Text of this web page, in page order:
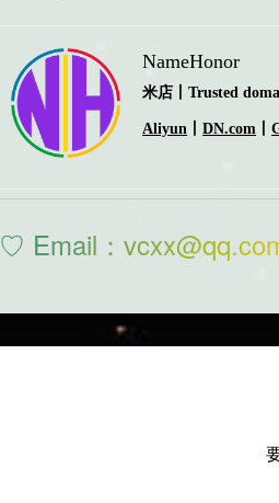
NameHonor
米店丨Trusted
Aliyun 丨DN.com 丨
♡ Email：